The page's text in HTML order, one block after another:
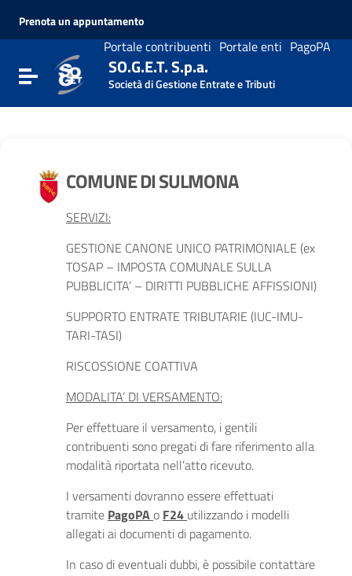
Vai al menu di navigazione
Prenota un appuntamento
Portale contribuenti Portale enti PagoPA
Attiva / disattiva la navigazione
SO.G.E.T. S.p.a.
Società di Gestione Entrate e Tributi
COMUNE DI SULMONA
SERVIZI:
GESTIONE CANONE UNICO PATRIMONIALE (ex
TOSAP – IMPOSTA COMUNALE SULLA
PUBBLICITA’ – DIRITTI PUBBLICHE AFFISSIONI)
SUPPORTO ENTRATE TRIBUTARIE (IUC-IMU-
TARI-TASI)
RISCOSSIONE COATTIVA
MODALITA’ DI VERSAMENTO:
Per effettuare il versamento, i gentili
contribuenti sono pregati di fare riferimento alla
modalità riportata nell’atto ricevuto.
I versamenti dovranno essere effettuati
tramite PagoPA o F24 utilizzando i modelli
allegati ai documenti di pagamento.
In caso di eventuali dubbi, è possibile contattare